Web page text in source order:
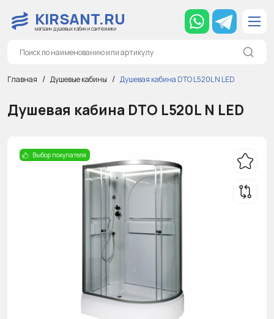
KIRSANT.RU
магазин душевых кабин и сантехники
Главная Душевые кабины Душевая кабина DTO L520L N LED
Душевая кабина DTO L520L N LED
Выбор покупателя